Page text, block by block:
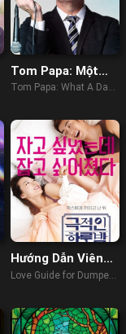
Tom Papa: Một
Ngày Phi Thường
Tom Papa: What A Day!
Hướng Dẫn Viên
Tình Yêu
Love Guide for Dumpee